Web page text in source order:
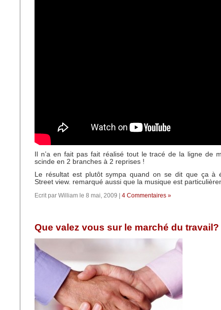
Il n’a en fait pas fait réalisé tout le tracé de la ligne de
scinde en 2 branches à 2 reprises !
Le résultat est plutôt sympa quand on se dit que ça à
Street view. remarqué aussi que la musique est
Ecrit par William le 8 mai, 2009 | 4 Commentaires »
Que valez vous sur le marché du travail?